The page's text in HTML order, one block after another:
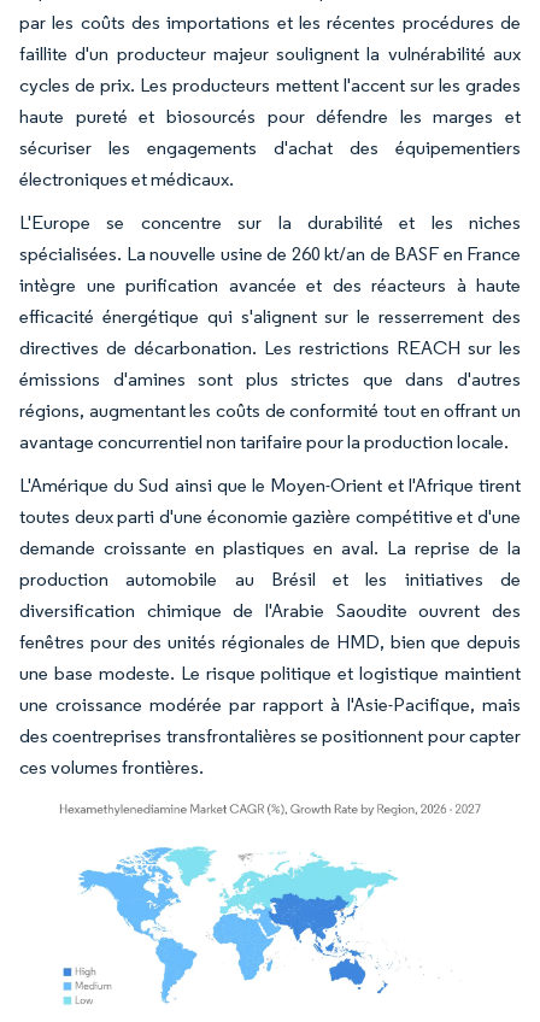
par les coûts des importations et les récentes procédures de
faillite d'un producteur majeur soulignent la vulnérabilité aux
cycles de prix. Les producteurs mettent l'accent sur les grades
haute pureté et biosourcés pour défendre les marges et
sécuriser les engagements d'achat des équipementiers
électroniques et médicaux.
L'Europe se concentre sur la durabilité et les niches
spécialisées. La nouvelle usine de 260 kt/an de BASF en France
intègre une purification avancée et des réacteurs à haute
efficacité énergétique qui s'alignent sur le resserrement des
directives de décarbonation. Les restrictions REACH sur les
émissions d'amines sont plus strictes que dans d'autres
régions, augmentant les coûts de conformité tout en offrant un
avantage concurrentiel non tarifaire pour la production locale.
L'Amérique du Sud ainsi que le Moyen-Orient et l'Afrique tirent
toutes deux parti d'une économie gazière compétitive et d'une
demande croissante en plastiques en aval. La reprise de la
production automobile au Brésil et les initiatives de
diversification chimique de l'Arabie Saoudite ouvrent des
fenêtres pour des unités régionales de HMD, bien que depuis
une base modeste. Le risque politique et logistique maintient
une croissance modérée par rapport à l'Asie-Pacifique, mais
des coentreprises transfrontalières se positionnent pour capter
ces volumes frontières.